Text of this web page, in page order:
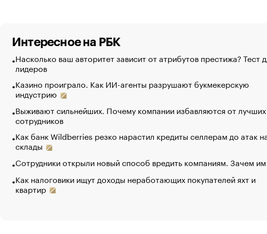
Интересное на РБК
Насколько ваш авторитет зависит от атрибутов престижа? Тест
лидеров
Казино проиграло. Как ИИ-агенты разрушают букмекерскую
индустрию
Выживают сильнейших. Почему компании избавляются от лучших
сотрудников
Как банк Wildberries резко нарастил кредиты селлерам до атак
склады
Сотрудники открыли новый способ вредить компаниям. Зачем
Как налоговики ищут доходы неработающих покупателей яхт и
квартир